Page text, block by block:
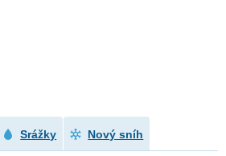
Srážky Nový sníh